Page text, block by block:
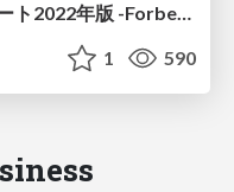
企業の女性活躍推進 分析レポート2022年版 -Forbes JAPAN WOMEN AWARD
1 590